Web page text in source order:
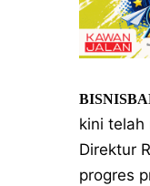
kini telah
Direktur
progres